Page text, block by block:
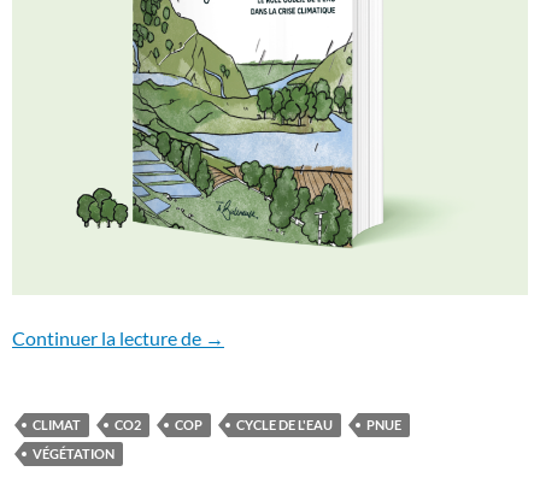
Continuer la lecture de Hydrater la Terre
→
CLIMAT CO2 COP CYCLE DE L'EAU
PNUE
VÉGÉTATION